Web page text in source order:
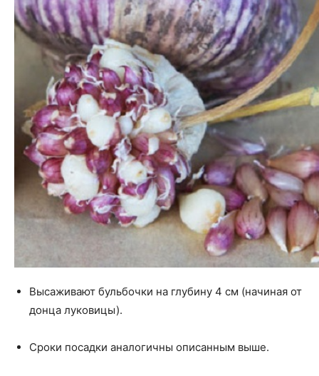
Высаживают бульбочки на глубину 4 см (начиная от
донца луковицы).
Сроки посадки аналогичны описанным выше.